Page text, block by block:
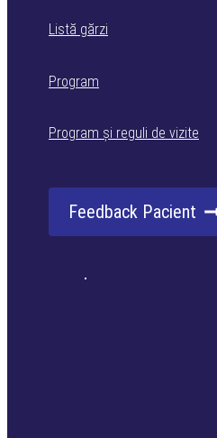
Listă gărzi
Program
Program și reguli de vizite
Feedback Pacient